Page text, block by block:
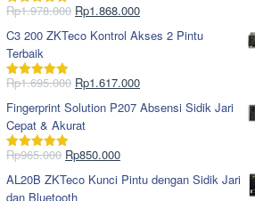
Dinilai5.00
Rp1.978.000 Harga
aslinya
adalah:
Rp1.868.000Harga
saat
ini
Rp1.868.000.
C3 200 ZKTeco Kontrol Akses 2 Pintu
Terbaik
Dinilai5.00
Rp1.695.000 Harga
aslinya
adalah:
Rp1.695.000.
Rp1.617.000Harga
saat
ini
Fingerprint Solution P207 Absensi Sidik Jari
Cepat & Akurat
Dinilai5.00
Rp965.000 Harga
aslinya
adalah:
Rp850.000Harga
saat
ini
AL20B ZKTeco Kunci Pintu dengan Sidik Jari
dan Bluetooth